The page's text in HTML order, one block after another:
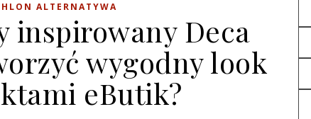
ALTERNATYWA
inspirowany Deca
wygodny look
eButik?